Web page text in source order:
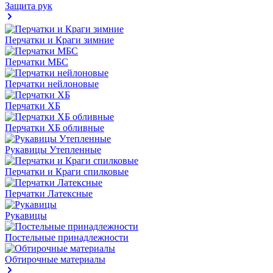
Защита рук
Перчатки и Краги зимние
Перчатки МБС
Перчатки нейлоновые
Перчатки ХБ
Перчатки ХБ обливные
Рукавицы Утепленные
Перчатки и Краги спилковые
Перчатки Латексные
Рукавицы
Постельные принадлежности
Обтирочные материалы